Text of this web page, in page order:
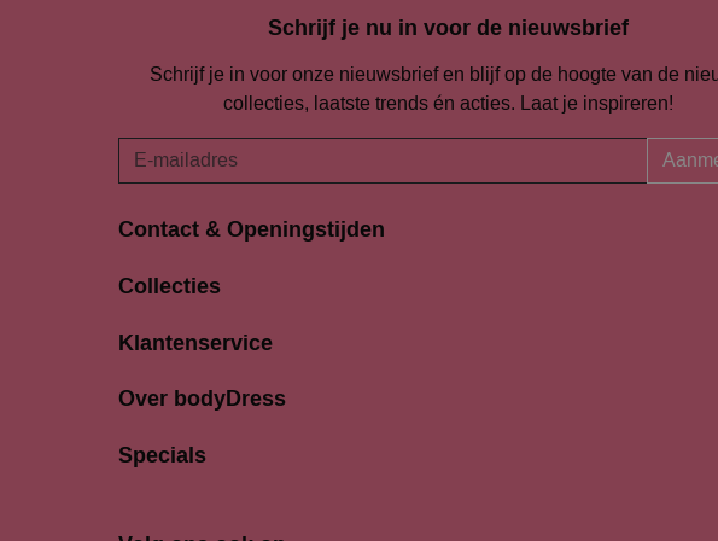
Schrijf je nu in voor de nieuwsbrief
Schrijf je in voor onze nieuwsbrief en blijf op de hoogte van de
collecties, laatste trends én acties. Laat je inspireren!
Contact & Openingstijden
Langestraat 94-96
033 4690704
Collecties
Klantenservice
Over bodyDress
Specials